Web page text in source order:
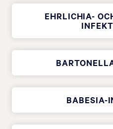
EHRLICHIA-
BABESIA-